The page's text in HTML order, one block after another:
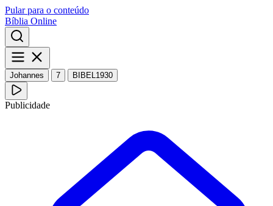
Pular para o conteúdo
Bíblia Online
Johannes 7 BIBEL1930
Publicidade